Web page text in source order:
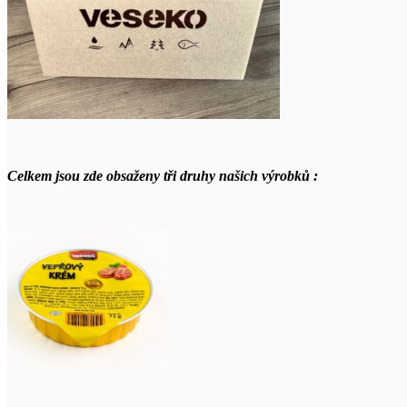
Celkem jsou zde obsaženy tři druhy našich výrobků :